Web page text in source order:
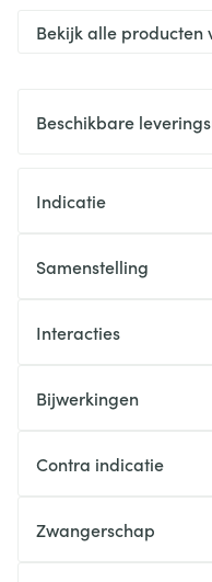
Bekijk alle producten
Beschikbare
Indicatie
Samenstelling
Interacties
Bijwerkingen
Contra indicatie
Zwangerschap